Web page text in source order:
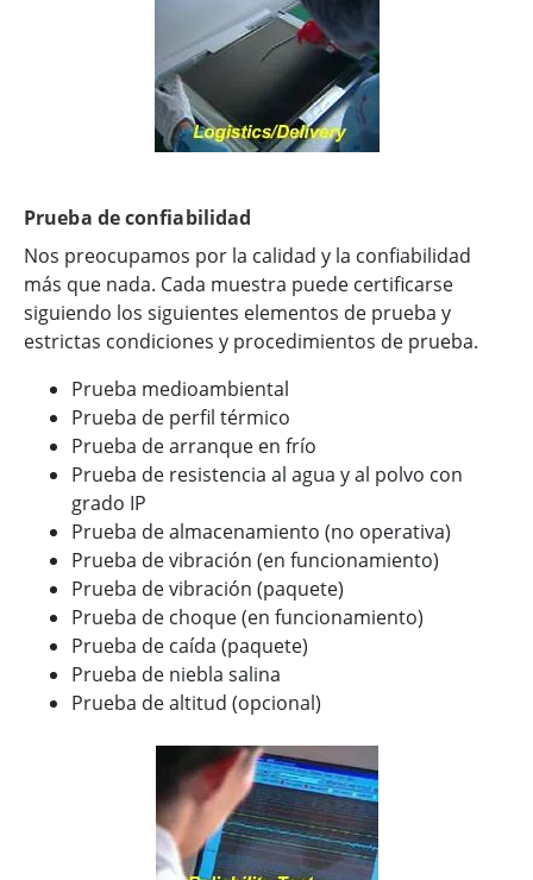
Prueba de confiabilidad
Nos preocupamos por la calidad y la confiabilidad
más que nada. Cada muestra puede certificarse
siguiendo los siguientes elementos de prueba y
estrictas condiciones y procedimientos de prueba.
Prueba medioambiental
Prueba de perfil térmico
Prueba de arranque en frío
Prueba de resistencia al agua y al polvo con
grado IP
Prueba de almacenamiento (no operativa)
Prueba de vibración (en funcionamiento)
Prueba de vibración (paquete)
Prueba de choque (en funcionamiento)
Prueba de caída (paquete)
Prueba de niebla salina
Prueba de altitud (opcional)